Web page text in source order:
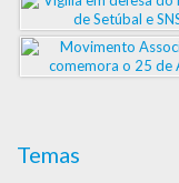
Temas